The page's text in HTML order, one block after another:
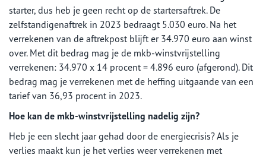
starter, dus heb je geen recht op de startersaftrek. De
zelfstandigenaftrek in 2023 bedraagt 5.030 euro. Na het
verrekenen van de aftrekpost blijft er 34.970 euro aan winst
over. Met dit bedrag mag je de mkb-winstvrijstelling
verrekenen: 34.970 x 14 procent = 4.896 euro (afgerond). Dit
bedrag mag je verrekenen met de heffing uitgaande van een
tarief van 36,93 procent in 2023.
Hoe kan de mkb-winstvrijstelling nadelig zijn?
Heb je een slecht jaar gehad door de energiecrisis? Als je
verlies maakt kun je het verlies weer verrekenen met